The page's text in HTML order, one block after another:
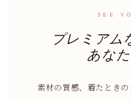
SEE
プレミアム
あなた
素材の質感、着たとき